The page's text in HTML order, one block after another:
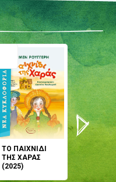
ΤΟ ΠΑΙΧΝΙΔΙ
ΤΗΣ ΧΑΡΑΣ
(2025)
μου;